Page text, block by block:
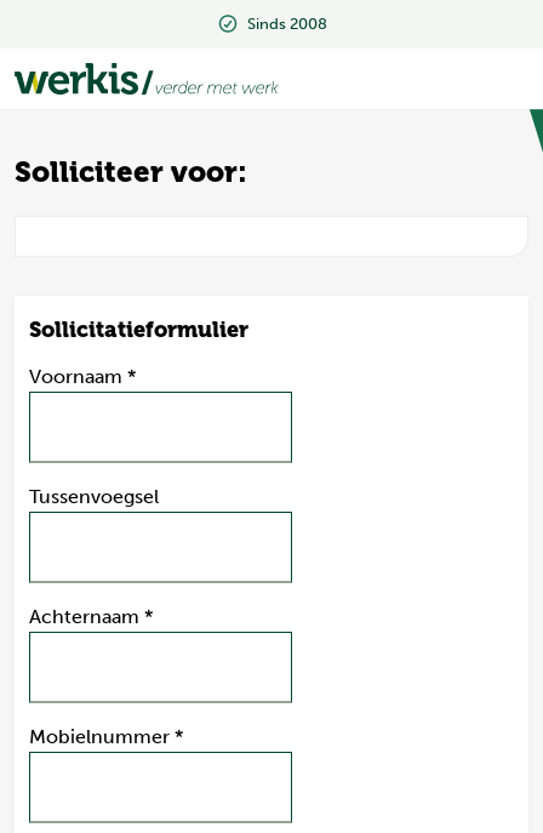
Sinds 2008
Sinds 2008
Solliciteer voor:
Sollicitatieformulier
Voornaam *
Tussenvoegsel
Achternaam *
Mobielnummer *